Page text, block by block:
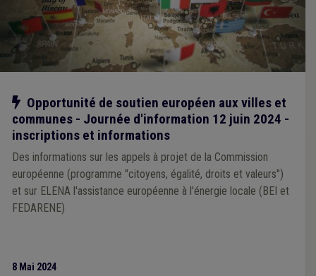
Notre action
Opportunité de soutien européen aux villes et
communes - Journée d'information 12 juin 2024 -
inscriptions et informations
Des informations sur les appels à projet de la Commission
européenne (programme "citoyens, égalité, droits et valeurs")
et sur ELENA l'assistance européenne à l'énergie locale (BEI et
FEDARENE)
8 Mai 2024